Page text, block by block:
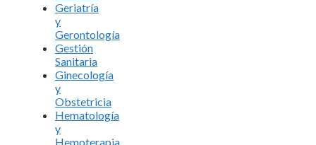
Geriatría
y
Gerontología
Gestión
Sanitaria
Ginecología
y
Obstetricia
Hematología
y
Hemoterapia